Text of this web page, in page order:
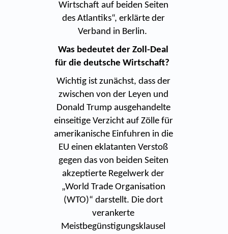
Wirtschaft auf beiden Seiten
des Atlantiks“, erklärte der
Verband in Berlin.
Was bedeutet der Zoll-Deal
für die deutsche Wirtschaft?
Wichtig ist zunächst, dass der
zwischen von der Leyen und
Donald Trump ausgehandelte
einseitige Verzicht auf Zölle für
amerikanische Einfuhren in die
EU einen eklatanten Verstoß
gegen das von beiden Seiten
akzeptierte Regelwerk der
„World Trade Organisation
(WTO)“ darstellt. Die dort
verankerte
Meistbegünstigungsklausel